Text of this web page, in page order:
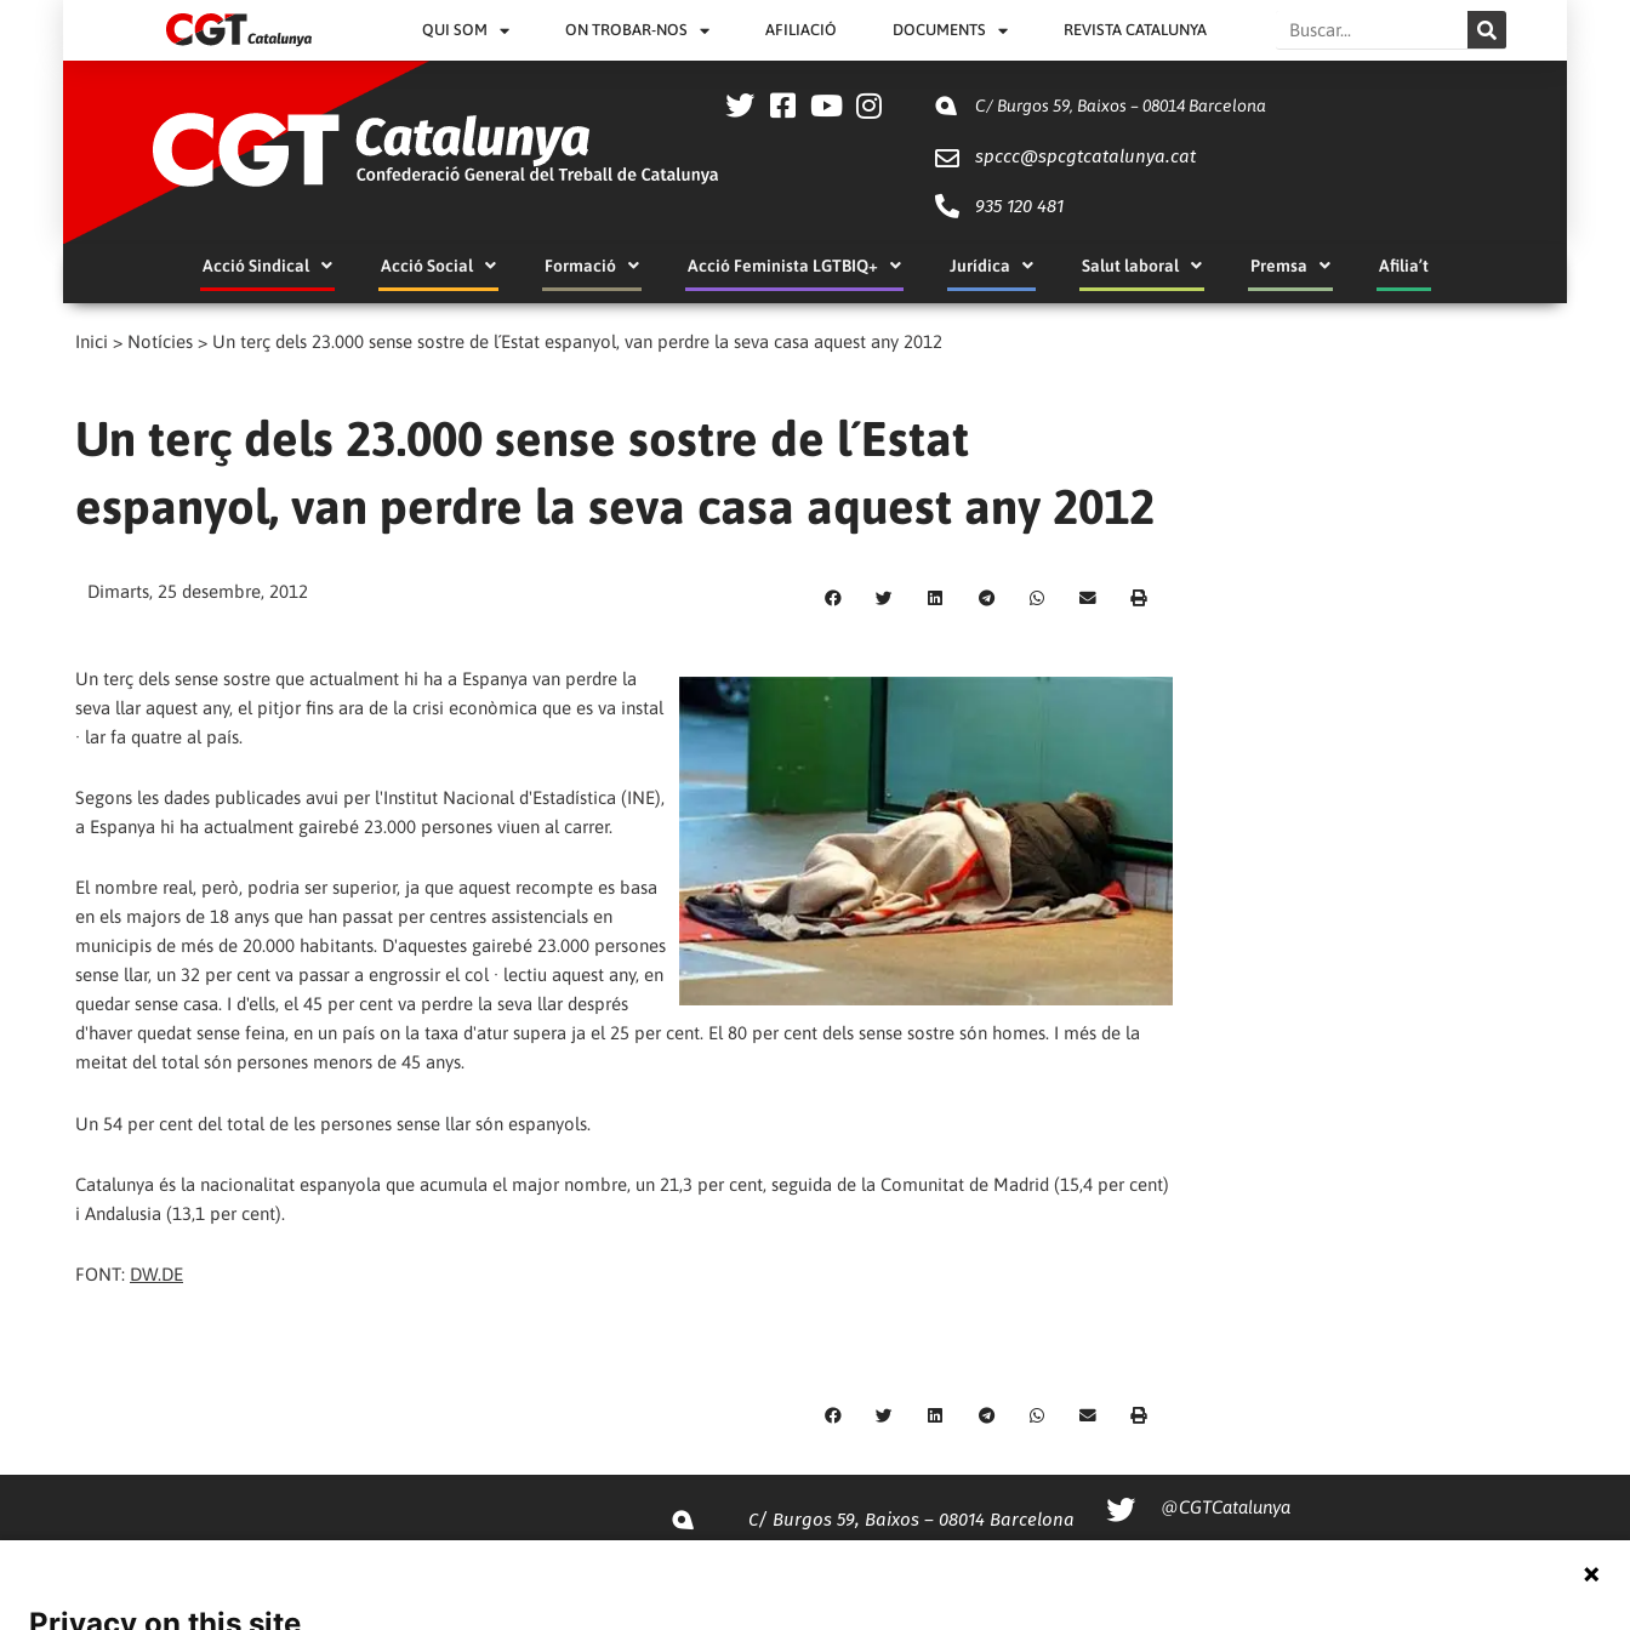
QUI SOM ON TROBAR-NOS AFILIACIÓ DOCUMENTS REVISTA CATALUNYA Search
C/ Burgos 59, Baixos – 08014 Barcelona
spccc@spcgtcatalunya.cat
935 120 481
Acció Sindical Acció Social Formació Acció Feminista LGTBIQ+ Jurídica Salut laboral Premsa Afilia’t
Inici > Notícies > Un terç dels 23.000 sense sostre de l´Estat espanyol, van perdre la seva casa aquest any 2012
Un terç dels 23.000 sense sostre de l´Estat
espanyol, van perdre la seva casa aquest any 2012
Dimarts, 25 desembre, 2012
Un terç dels sense sostre que actualment hi ha a Espanya van perdre la
seva llar aquest any, el pitjor fins ara de la crisi econòmica que es va instal
· lar fa quatre al país.
Segons les dades publicades avui per l'Institut Nacional d'Estadística (INE),
a Espanya hi ha actualment gairebé 23.000 persones viuen al carrer.
El nombre real, però, podria ser superior, ja que aquest recompte es basa
en els majors de 18 anys que han passat per centres assistencials en
municipis de més de 20.000 habitants. D'aquestes gairebé 23.000 persones
sense llar, un 32 per cent va passar a engrossir el col · lectiu aquest any, en
quedar sense casa. I d'ells, el 45 per cent va perdre la seva llar després
d'haver quedat sense feina, en un país on la taxa d'atur supera ja el 25 per cent. El 80 per cent dels sense sostre són homes. I més de la
meitat del total són persones menors de 45 anys.
Un 54 per cent del total de les persones sense llar són espanyols.
Catalunya és la nacionalitat espanyola que acumula el major nombre, un 21,3 per cent, seguida de la Comunitat de Madrid (15,4 per cent)
i Andalusia (13,1 per cent).
FONT: DW.DE
C/ Burgos 59, Baixos – 08014 Barcelona
@CGTCatalunya